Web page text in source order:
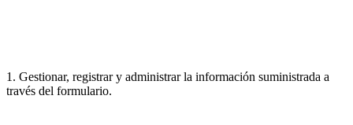
1. Gestionar, registrar y administrar la información suministrada a
través del formulario.